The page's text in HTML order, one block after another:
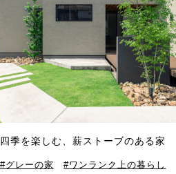
四季を楽しむ、薪ストーブのある家
グレーの家
ワンランク上の暮らし